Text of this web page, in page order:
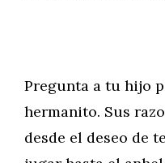
Pregunta a tu hijo
hermanito. Sus
desde el deseo de